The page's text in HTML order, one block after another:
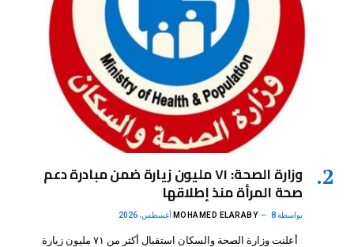
وزارة الصحة: ٧١ مليون زيارة ضمن مبادرة دعم
صحة المرأة منذ إطلاقها
بواسطة MOHAMED ELARABY 8 أغسطس، 2026
أعلنت وزارة الصحة والسكان استقبال أكثر من ٧١ مليون زيارة